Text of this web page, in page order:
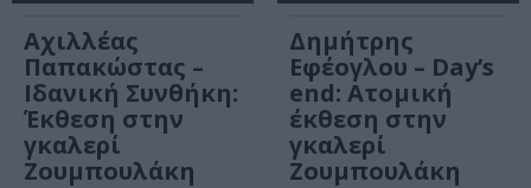
Αχιλλέας
Παπακώστας –
Ιδανική Συνθήκη:
Έκθεση στην
γκαλερί
Ζουμπουλάκη
Δημήτρης
Εφέογλου – Day’s
end: Ατομική
έκθεση στην
γκαλερί
Ζουμπουλάκη